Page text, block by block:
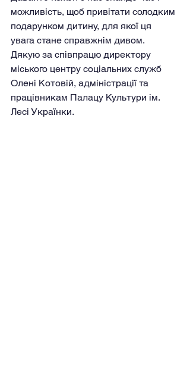
можливість, щоб привітати солодким
подарунком дитину, для якої ця
увага стане справжнім дивом.
Дякую за співпрацю директору
міського центру соціальних служб
Олені Котовій, адміністрації та
працівникам Палацу Культури ім.
Лесі Українки.